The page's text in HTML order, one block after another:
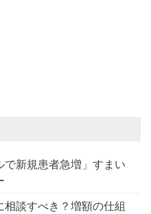
で新規患者急増」すまい
談すべき？増額の仕組